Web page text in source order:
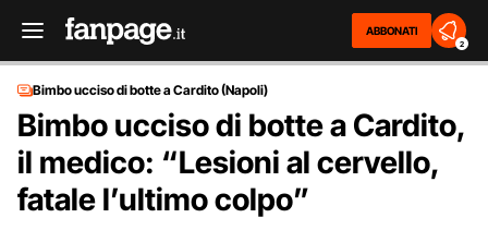
ABBONATI
2
Bimbo ucciso di botte a Cardito (Napoli)
Bimbo ucciso di botte a Cardito,
il medico: “Lesioni al cervello,
fatale l’ultimo colpo”